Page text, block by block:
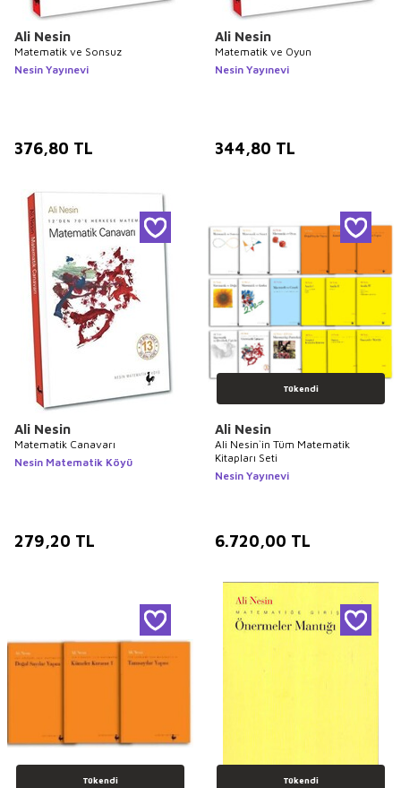
Ali Nesin
Matematik ve Sonsuz
Nesin Yayınevi
376,80 TL
Ali Nesin
Matematik ve Oyun
Nesin Yayınevi
344,80 TL
Ali Nesin
Matematik Canavarı
Nesin Matematik Köyü
279,20 TL
Tükendi
Ali Nesin
Ali Nesin`in Tüm Matematik
Kitapları Seti
Nesin Yayınevi
6.720,00 TL
Tükendi Tükendi